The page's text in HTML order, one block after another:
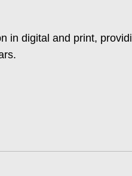
in digital and print,